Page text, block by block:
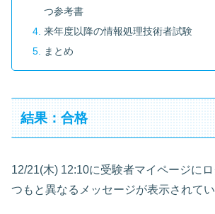
つ参考書
来年度以降の情報処理技術者試験
まとめ
結果：合格
12/21(木) 12:10に受験者マイページに
つもと異なるメッセージが表示されてい